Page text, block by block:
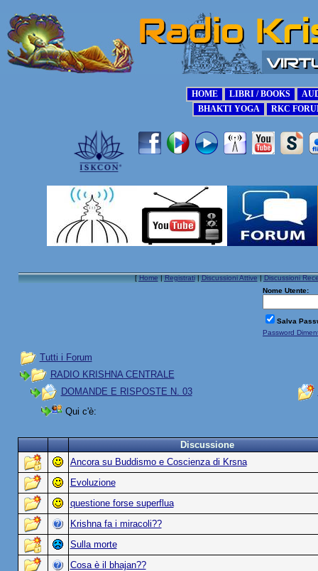
[Home|Registrati|Discussioni Attive|Discussioni
Nome Utente:
Salva
Password
Tutti i Forum
RADIO KRISHNA CENTRALE
DOMANDE E RISPOSTE N. 03
Qui c'è:
Discussione
Ancora su Buddismo e Coscienza di Krsna
Evoluzione
questione forse superflua
Krishna fa i miracoli??
Sulla morte
Cosa è il bhajan??